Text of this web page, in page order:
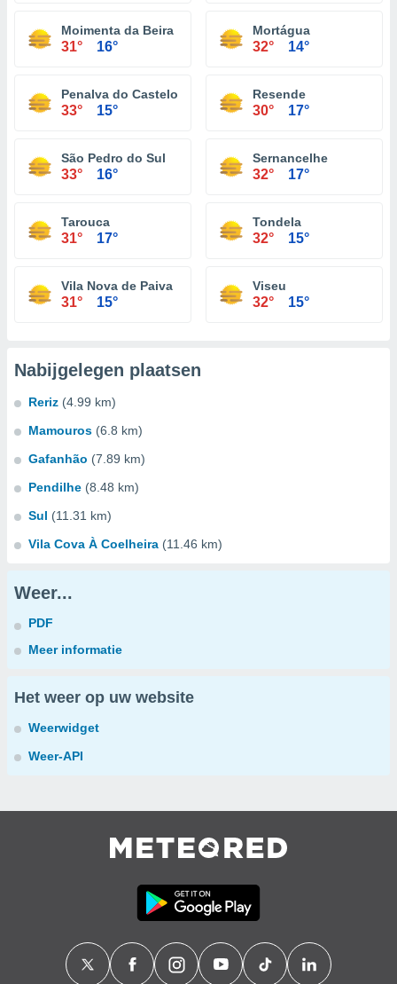
Moimenta da Beira
31° 16°
Mortágua
32° 14°
Penalva do Castelo
33° 15°
Resende
30° 17°
São Pedro do Sul
33° 16°
Sernancelhe
32° 17°
Tarouca
31° 17°
Tondela
32° 15°
Vila Nova de Paiva
31° 15°
Viseu
32° 15°
Nabijgelegen plaatsen
Reriz (4.99 km)
Mamouros (6.8 km)
Gafanhão (7.89 km)
Pendilhe (8.48 km)
Sul (11.31 km)
Vila Cova À Coelheira (11.46 km)
Weer...
PDF
Meer informatie
Het weer op uw website
Weerwidget
Weer-API